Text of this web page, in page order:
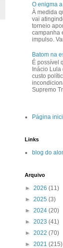
O enigma
À medida
vai
torneio
campanha
impulso.
Batom na
É possível
Inácio
custo
Supremo
Página
Links
blog do
Arquivo
► 2026 (11)
► 2025 (3)
► 2024 (20)
► 2023 (41)
► 2022 (70)
► 2021 (215)